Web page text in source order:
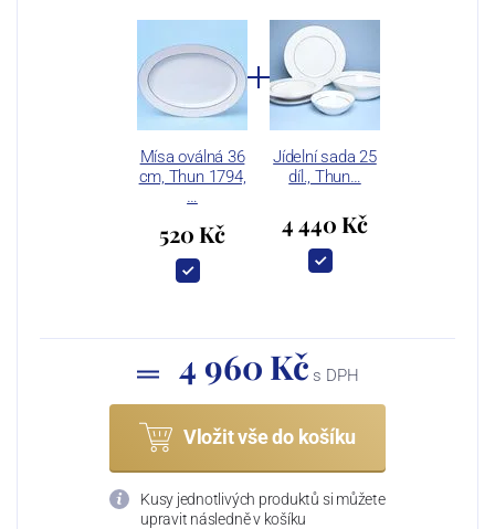
Mísa oválná 36
cm, Thun 1794,
…
520 Kč
Jídelní sada 25
díl., Thun…
4 440 Kč
4 960 Kč s DPH
Vložit vše do košíku
Kusy jednotlivých produktů si můžete
upravit následně v košíku